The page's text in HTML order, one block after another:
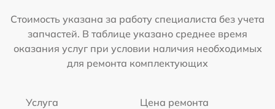
Стоимость указана за работу специалиста без учета
запчастей. В таблице указано среднее время
оказания услуг при условии наличия необходимых
для ремонта комплектующих
Услуга Цена ремонта